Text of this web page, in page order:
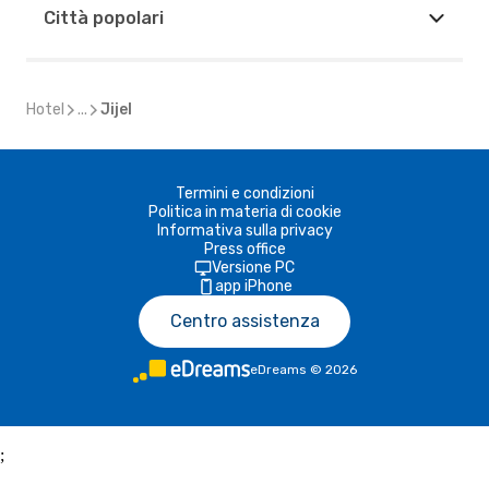
Città popolari
Hotel ... Jijel
Termini e condizioni
Politica in materia di cookie
Informativa sulla privacy
Press office
Versione PC
app iPhone
Centro assistenza
eDreams © 2026
;